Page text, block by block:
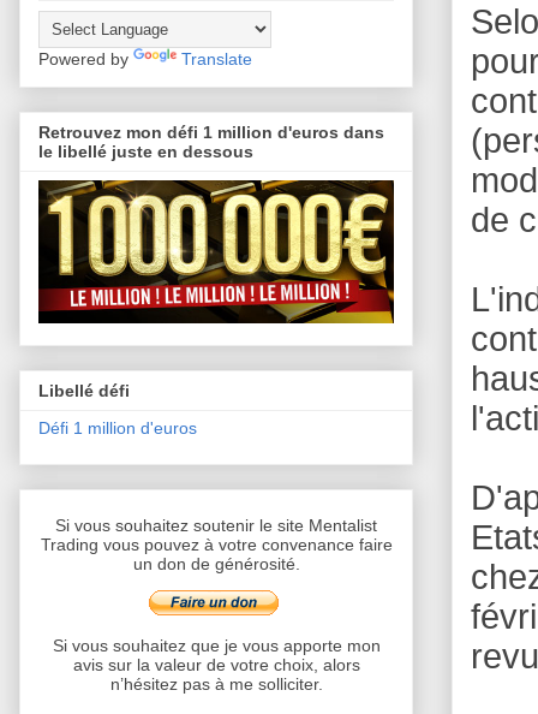
de
Powered by Translate
Retrouvez mon défi 1 million d'euros dans
le libellé juste en dessous
Libellé défi
Défi 1 million d'euros
Si vous souhaitez soutenir le site Mentalist
Trading vous pouvez à votre convenance faire
un don de générosité.
Si vous souhaitez que je vous apporte mon
avis sur la valeur de votre choix, alors
n’hésitez pas à me solliciter.